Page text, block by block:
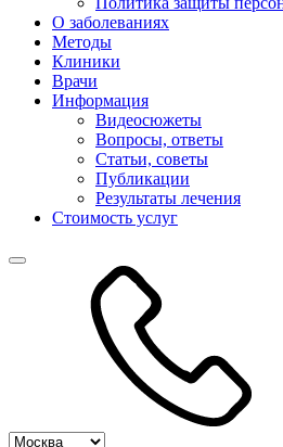
О заболеваниях
Методы
Клиники
Врачи
Информация
Видеосюжеты
Вопросы, ответы
Статьи, советы
Публикации
Результаты лечения
Стоимость услуг